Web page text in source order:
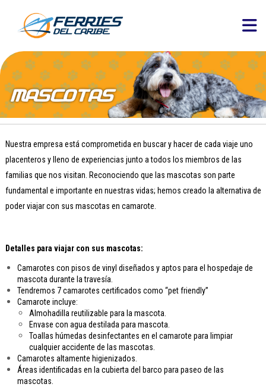
Nuestra empresa está comprometida en buscar y hacer de cada viaje uno
placenteros y lleno de experiencias junto a todos los miembros de las
familias que nos visitan. Reconociendo que las mascotas son parte
fundamental e importante en nuestras vidas; hemos creado la alternativa de
poder viajar con sus mascotas en camarote.
Detalles para viajar con sus mascotas:
Camarotes con pisos de vinyl diseñados y aptos para el hospedaje de
mascota durante la travesía.
Tendremos 7 camarotes certificados como “pet friendly”
Camarote incluye:
Almohadilla reutilizable para la mascota.
Envase con agua destilada para mascota.
Toallas húmedas desinfectantes en el camarote para limpiar
cualquier accidente de las mascotas.
Camarotes altamente higienizados.
Áreas identificadas en la cubierta del barco para paseo de las
mascotas.